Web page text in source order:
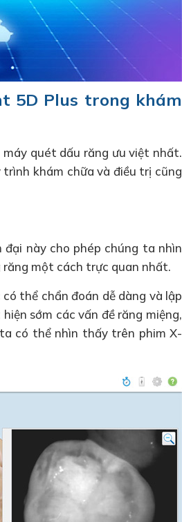
5D Plus trong khám
quét dấu răng ưu việt nhất.
khám chữa và điều trị cũng
đại này cho phép chúng ta nhìn
một cách trực quan nhất.
thể chẩn đoán dễ dàng và lập
sớm các vấn đề răng miệng,
có thể nhìn thấy trên phim X-